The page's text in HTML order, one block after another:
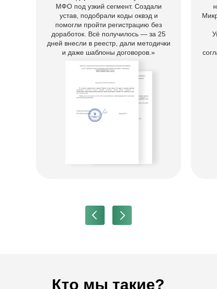
МФО под узкий сегмент. Создали
устав, подобрали коды оквэд и
помогли пройти регистрацию без
доработок. Всё получилось — за 25
дней внесли в реестр, дали методички
и даже шаблоны договоров.»
тогда, когда оно действительно нужно. Базово
мы соединяем продавца и покупателя, а при
необходимости берем на себя проверку
компании и полную организацию сделки.
Что мы делаем?